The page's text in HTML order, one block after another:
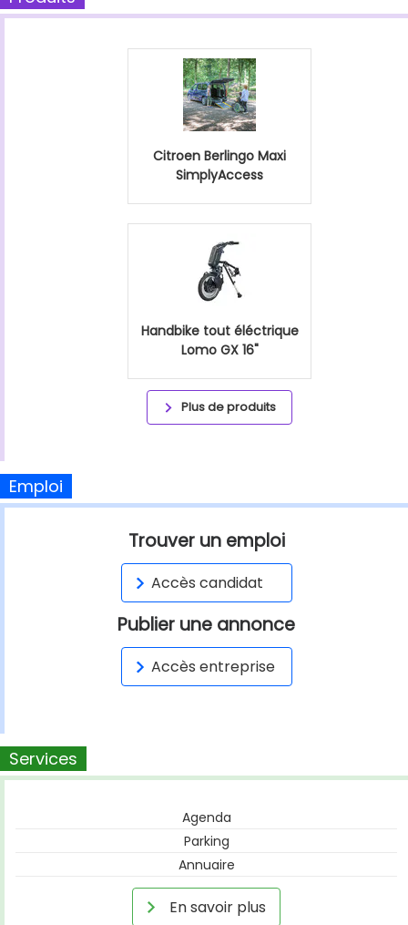
Citroen Berlingo Maxi
SimplyAccess
Handbike tout éléctrique
Lomo GX 16"
Plus de produits
Emploi
Trouver un emploi
Accès candidat
Publier une annonce
Accès entreprise
Services
Agenda
Parking
Annuaire
En savoir plus